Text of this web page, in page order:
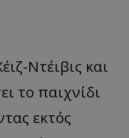
Ντέιβις και
το παιχνίδι
εκτός